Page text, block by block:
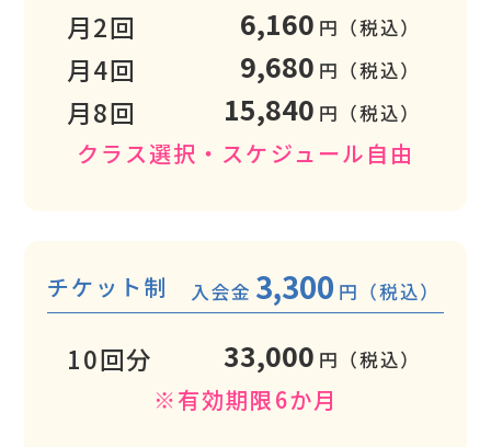
月2回 6,160 円（税込）
月4回 9,680 円（税込）
月8回 15,840 円（税込）
クラス選択・スケジュール自由
チケット制 入会金 3,300 円（税込）
10回分 33,000 円（税込）
※有効期限6か月